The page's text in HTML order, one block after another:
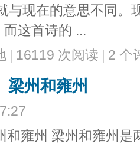
与现在的意思不同。
这首诗的 ...
| 16119 次阅读 | 2 个
梁州和雍州
和雍州 梁州和雍州